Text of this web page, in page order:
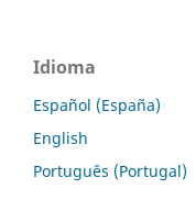
Idioma
Español (España)
English
Português (Portugal)